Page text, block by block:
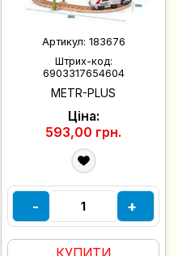
Артикул: 183676
Штрих-код:
6903317654604
METR-PLUS
Ціна:
593,00 грн.
- +